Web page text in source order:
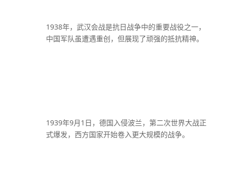
1938年，武汉会战是抗日战争中的重要战役之一，
中国军队虽遭遇重创，但展现了顽强的抵抗精神。
1939年9月1日，德国入侵波兰，第二次世界大战正
式爆发，西方国家开始卷入更大规模的战争。